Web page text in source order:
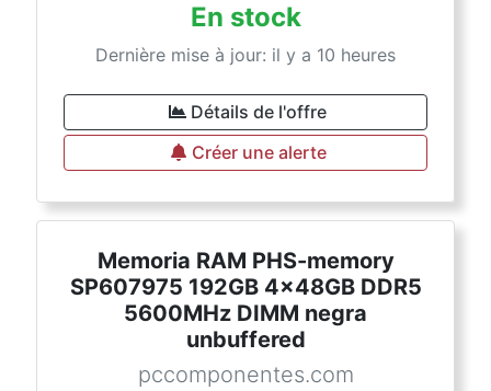
En stock
Dernière mise à jour: il y a 10 heures
Détails de l'offre
Créer une alerte
Memoria RAM PHS-memory
SP607975 192GB 4x48GB DDR5
5600MHz DIMM negra
unbuffered
pccomponentes.com